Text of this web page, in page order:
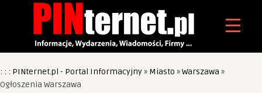
: : : PINternet.pl - Portal Informacyjny» Miasto »Warszawa »
Ogłoszenia Warszawa